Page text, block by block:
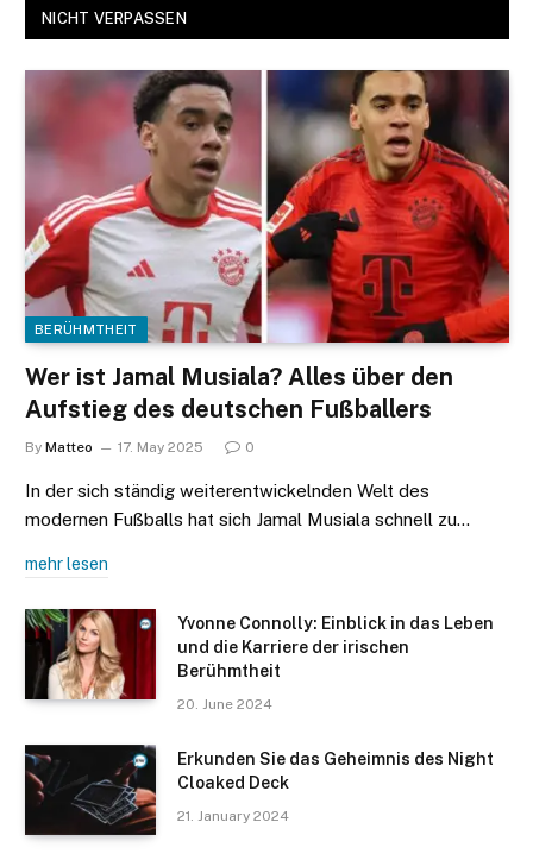
NICHT VERPASSEN
BERÜHMTHEIT
Wer ist Jamal Musiala? Alles über den
Aufstieg des deutschen Fußballers
By Matteo 17. May 2025 0
In der sich ständig weiterentwickelnden Welt des
modernen Fußballs hat sich Jamal Musiala schnell zu…
mehr lesen
Yvonne Connolly: Einblick in das Leben
und die Karriere der irischen
Berühmtheit
20. June 2024
Erkunden Sie das Geheimnis des Night
Cloaked Deck
21. January 2024